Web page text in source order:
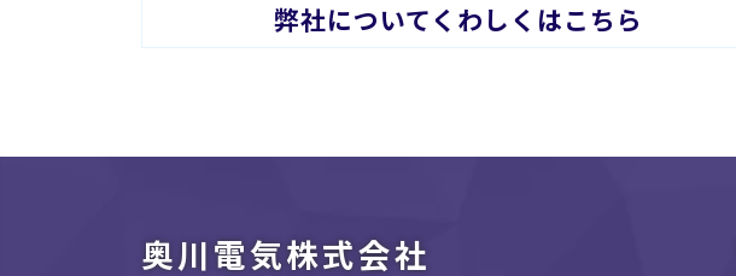
弊社についてくわしくはこちら
奥川電気株式会社